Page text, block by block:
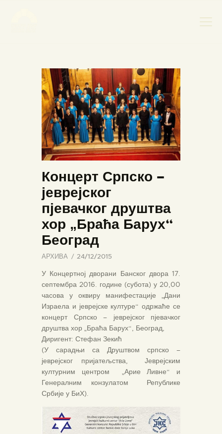
НАСЛОВНА
НОВОСТИ
НАЈАВА ДОГАЂАЈА
БАНСКИ ДВОР
ФОТОГРАФИЈЕ
ВИДЕО
КОНТАКТ
Концерт Српско –
јеврејског
пјевачког друштва
хор „Браћа Барух“
Београд
АРХИВА 24/12/2015
У Концертној дворани Банског двора 17.
септембра 2016. године (субота) у 20,00
часова у оквиру манифестације „Дани
Израела и јеврејске културе“ одржаће се
концерт Српско – јеврејског пјевачког
друштва хор „Браћа Барух“, Београд,
Диригент: Стефан Зекић
(У сарадњи са Друштвом српско –
јеврејског пријатељства, Јеврејским
културним центром „Арие Ливне“ и
Генералним конзулатом Републике
Србије у БиХ).